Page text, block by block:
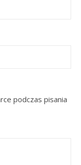
podczas pisania